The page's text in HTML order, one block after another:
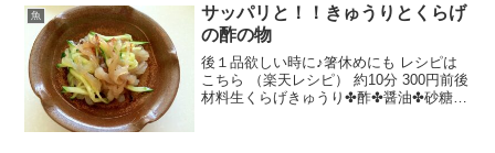
前後 材料カッペリーニスモークサーモン
アボカドト...
魚
サッパリと！！きゅうりとくらげ
の酢の物
後１品欲しい時に♪箸休めにも レシピは
こちら （楽天レシピ） 約10分 300円前後
材料生くらげきゅうり✤酢✤醤油✤砂糖✤